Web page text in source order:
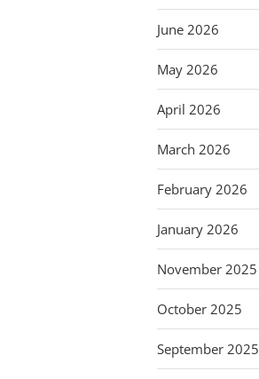
June 2026
May 2026
April 2026
March 2026
February 2026
January 2026
November 2025
October 2025
September 2025